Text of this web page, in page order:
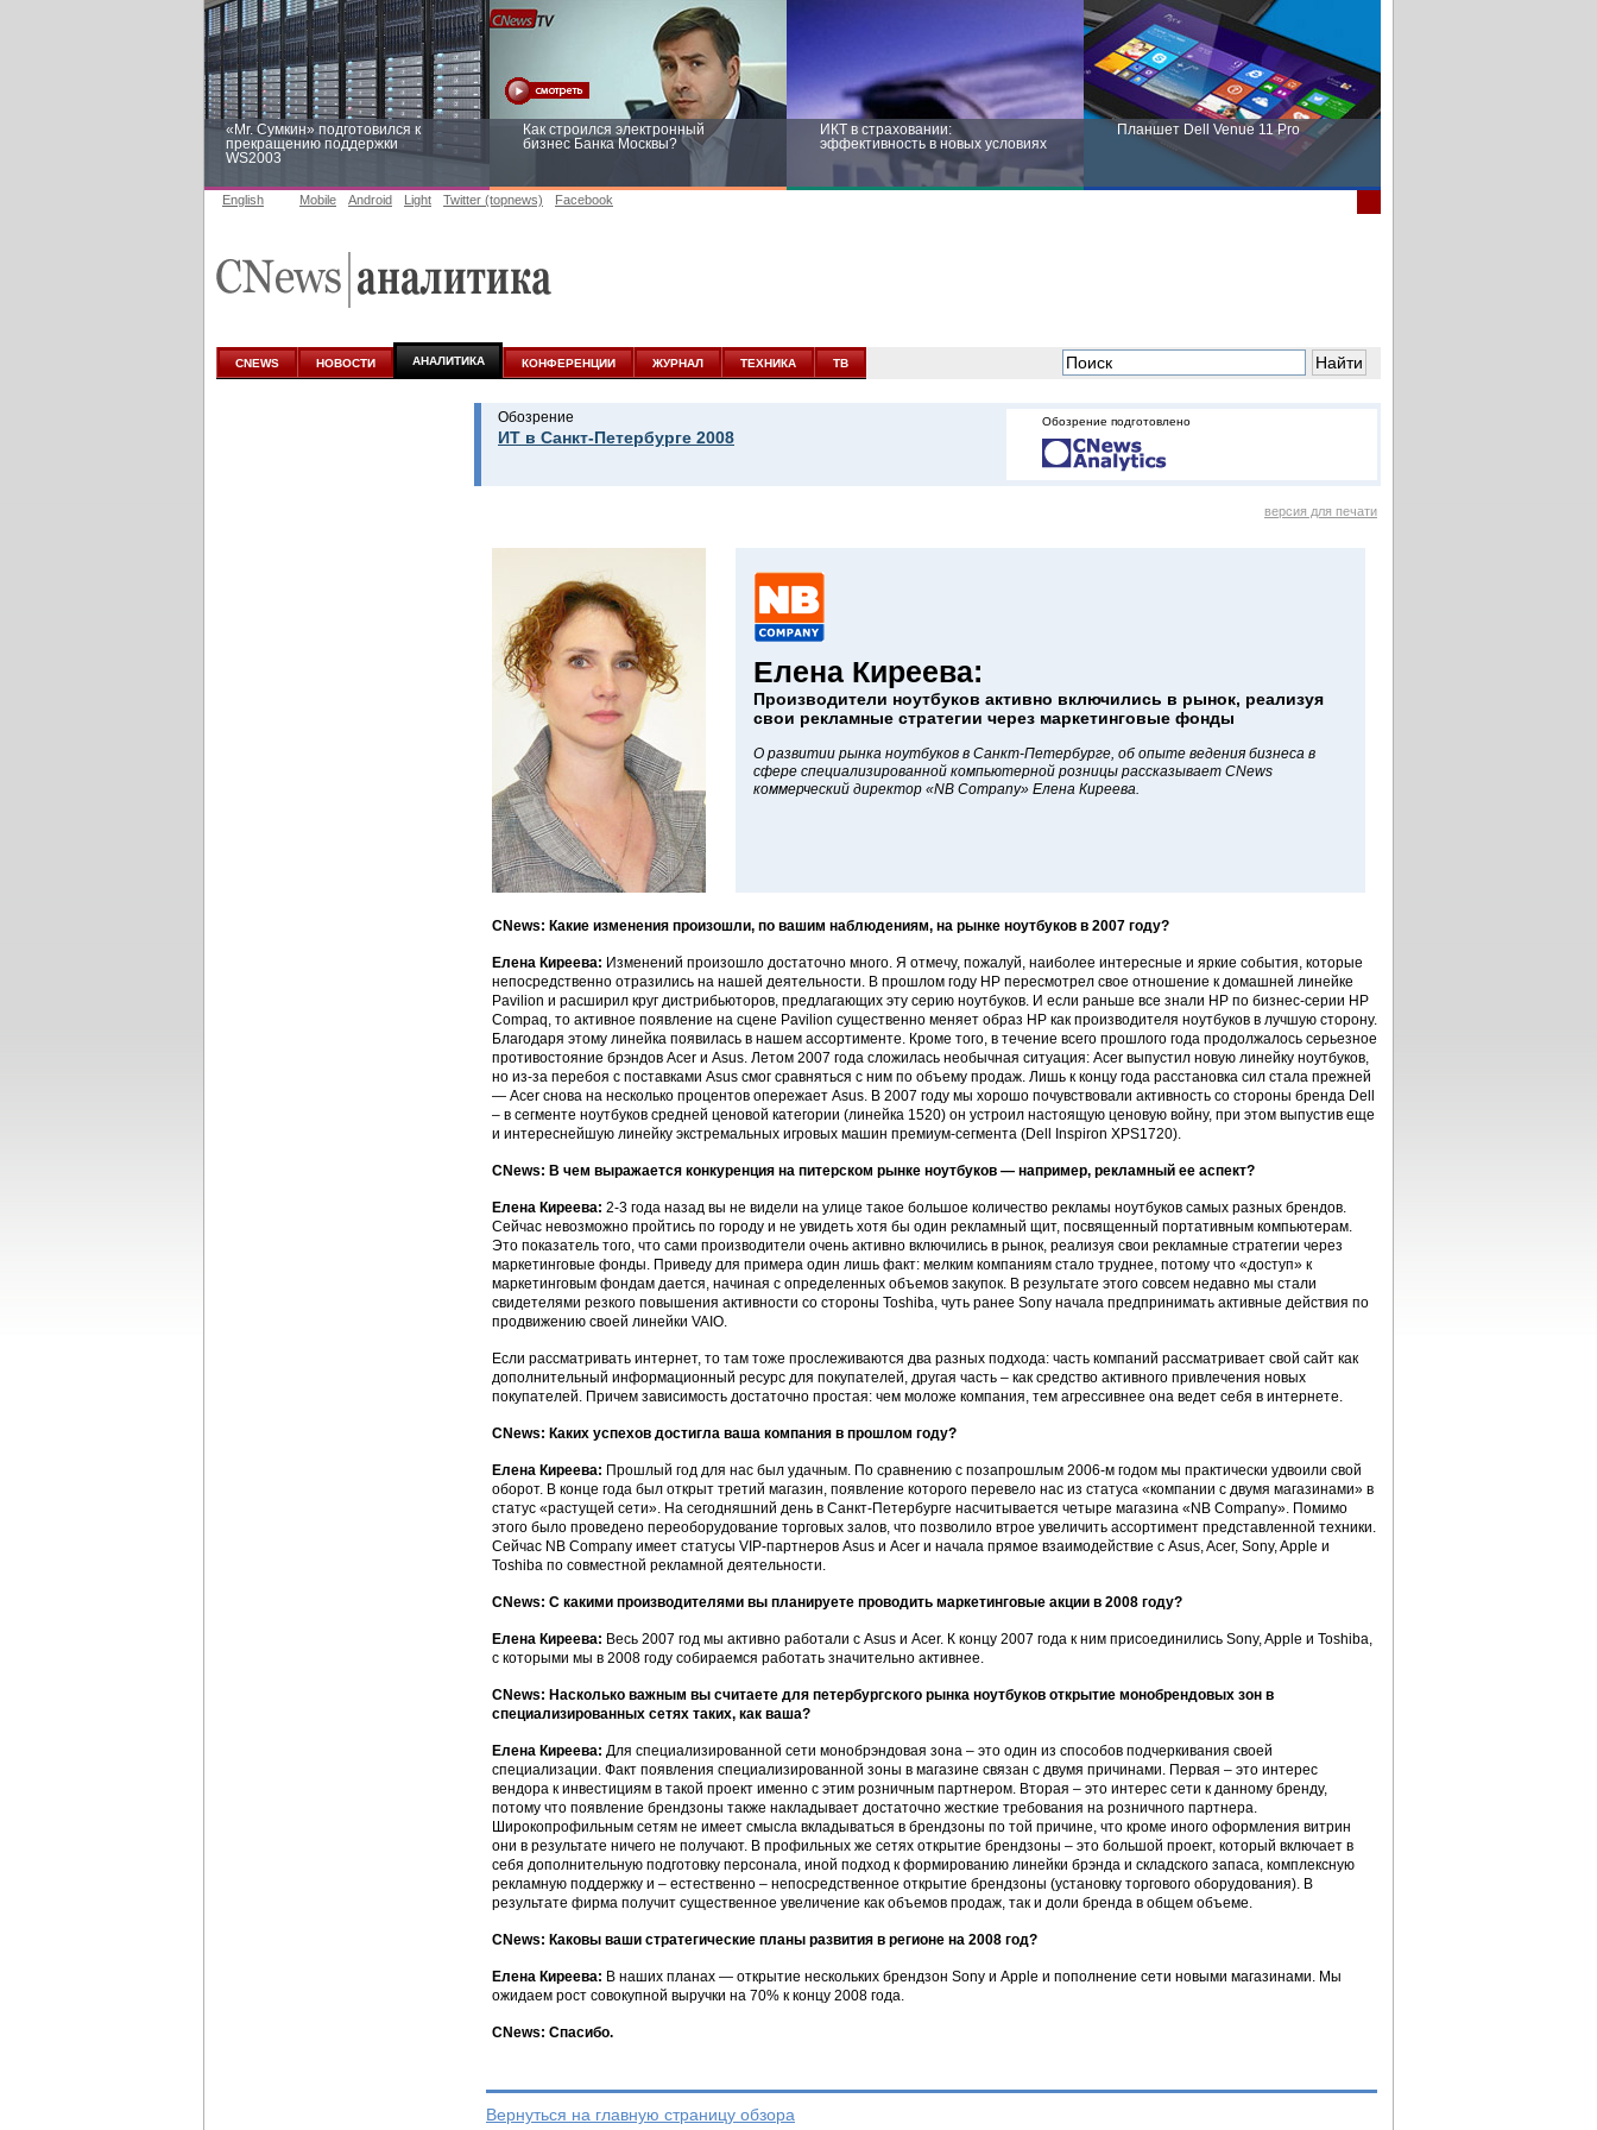
«Mr. Сумкин» подготовился к
прекращению поддержки
WS2003
Как строился электронный
бизнес Банка Москвы?
ИКТ в страховании:
эффективность в новых условиях
Планшет Dell Venue 11 Pro
аналитике
новых условиях
English Mobile Android Light Twitter (topnews) Facebook
CNEWS НОВОСТИ АНАЛИТИКА КОНФЕРЕНЦИИ ЖУРНАЛ ТЕХНИКА ТВ
Обозрение
ИТ в Санкт-Петербурге 2008
Обозрение подготовлено
версия для печати
Елена Киреева:
Производители ноутбуков активно включились в рынок, реализуя
свои рекламные стратегии через маркетинговые фонды
О развитии рынка ноутбуков в Санкт-Петербурге, об опыте ведения бизнеса в
сфере специализированной компьютерной розницы рассказывает CNews
коммерческий директор «NB Company» Елена Киреева.
CNews: Какие изменения произошли, по вашим наблюдениям, на рынке ноутбуков в 2007 году?
Елена Киреева: Изменений произошло достаточно много. Я отмечу, пожалуй, наиболее интересные и яркие события, которые
непосредственно отразились на нашей деятельности. В прошлом году HP пересмотрел свое отношение к домашней линейке
Pavilion и расширил круг дистрибьюторов, предлагающих эту серию ноутбуков. И если раньше все знали HP по бизнес-серии HP
Compaq, то активное появление на сцене Pavilion существенно меняет образ HP как производителя ноутбуков в лучшую сторону.
Благодаря этому линейка появилась в нашем ассортименте. Кроме того, в течение всего прошлого года продолжалось серьезное
противостояние брэндов Acer и Asus. Летом 2007 года сложилась необычная ситуация: Acer выпустил новую линейку ноутбуков,
но из-за перебоя с поставками Asus смог сравняться с ним по объему продаж. Лишь к концу года расстановка сил стала прежней
— Acer снова на несколько процентов опережает Asus. В 2007 году мы хорошо почувствовали активность со стороны бренда Dell
– в сегменте ноутбуков средней ценовой категории (линейка 1520) он устроил настоящую ценовую войну, при этом выпустив еще
и интереснейшую линейку экстремальных игровых машин премиум-сегмента (Dell Inspiron XPS1720).
CNews: В чем выражается конкуренция на питерском рынке ноутбуков — например, рекламный ее аспект?
Елена Киреева: 2-3 года назад вы не видели на улице такое большое количество рекламы ноутбуков самых разных брeндов.
Сейчас невозможно пройтись по городу и не увидеть хотя бы один рекламный щит, посвященный портативным компьютерам.
Это показатель того, что сами производители очень активно включились в рынок, реализуя свои рекламные стратегии через
маркетинговые фонды. Приведу для примера один лишь факт: мелким компаниям стало труднее, потому что «доступ» к
маркетинговым фондам дается, начиная с определенных объемов закупок. В результате этого совсем недавно мы стали
свидетелями резкого повышения активности со стороны Toshiba, чуть ранее Sony начала предпринимать активные действия по
продвижению своей линейки VAIO.
Если рассматривать интернет, то там тоже прослеживаются два разных подхода: часть компаний рассматривает свой сайт как
дополнительный информационный ресурс для покупателей, другая часть – как средство активного привлечения новых
покупателей. Причем зависимость достаточно простая: чем моложе компания, тем агрессивнее она ведет себя в интернете.
CNews: Каких успехов достигла ваша компания в прошлом году?
Елена Киреева: Прошлый год для нас был удачным. По сравнению с позапрошлым 2006-м годом мы практически удвоили свой
оборот. В конце года был открыт третий магазин, появление которого перевело нас из статуса «компании с двумя магазинами» в
статус «растущей сети». На сегодняшний день в Санкт-Петербурге насчитывается четыре магазина «NB Company». Помимо
этого было проведено переоборудование торговых залов, что позволило втрое увеличить ассортимент представленной техники.
Сейчас NB Company имеет статусы VIP-партнеров Asus и Acer и начала прямое взаимодействие с Asus, Acer, Sony, Apple и
Toshiba по совместной рекламной деятельности.
CNews: С какими производителями вы планируете проводить маркетинговые акции в 2008 году?
Елена Киреева: Весь 2007 год мы активно работали с Asus и Acer. К концу 2007 года к ним присоединились Sony, Apple и Toshiba,
с которыми мы в 2008 году собираемся работать значительно активнее.
CNews: Насколько важным вы считаете для петербургского рынка ноутбуков открытие монобрендовых зон в
специализированных сетях таких, как ваша?
Елена Киреева: Для специализированной сети монобрэндовая зона – это один из способов подчеркивания своей
специализации. Факт появления специализированной зоны в магазине связан с двумя причинами. Первая – это интерес
вендора к инвестициям в такой проект именно с этим розничным партнером. Вторая – это интерес сети к данному бренду,
потому что появление брендзоны также накладывает достаточно жесткие требования на розничного партнера.
Широкопрофильным сетям не имеет смысла вкладываться в брендзоны по той причине, что кроме иного оформления витрин
они в результате ничего не получают. В профильных же сетях открытие брендзоны – это большой проект, который включает в
себя дополнительную подготовку персонала, иной подход к формированию линейки брэнда и складского запаса, комплексную
рекламную поддержку и – естественно – непосредственное открытие брендзоны (установку торгового оборудования). В
результате фирма получит существенное увеличение как объемов продаж, так и доли бренда в общем объеме.
CNews: Каковы ваши стратегические планы развития в регионе на 2008 год?
Елена Киреева: В наших планах — открытие нескольких брендзон Sony и Apple и пополнение сети новыми магазинами. Мы
ожидаем рост совокупной выручки на 70% к концу 2008 года.
CNews: Спасибо.
Вернуться на главную страницу обзора